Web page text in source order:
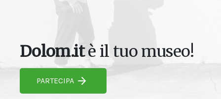
Dolom.itè il tuo museo!
PARTECIPA